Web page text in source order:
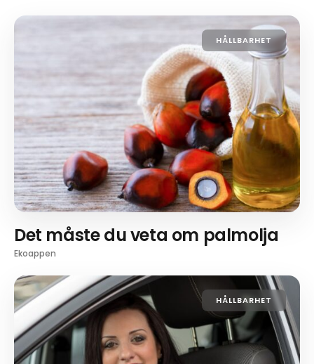
HÅLLBARHET
Det måste du veta om palmolja
Ekoappen
HÅLLBARHET